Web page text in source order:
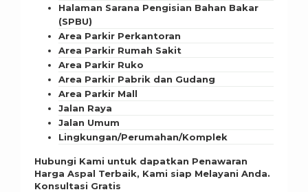
Halaman Sarana Pengisian Bahan Bakar
(SPBU)
Area Parkir Perkantoran
Area Parkir Rumah Sakit
Area Parkir Ruko
Area Parkir Pabrik dan Gudang
Area Parkir Mall
Jalan Raya
Jalan Umum
Lingkungan/Perumahan/Komplek
Hubungi Kami untuk dapatkan Penawaran
Harga Aspal Terbaik, Kami siap Melayani Anda.
Konsultasi Gratis